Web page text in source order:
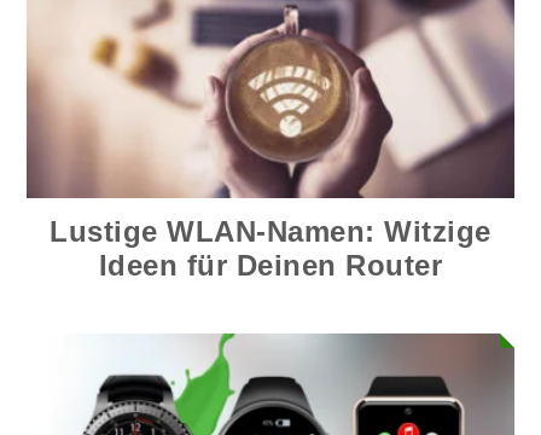
Lustige WLAN-Namen: Witzige